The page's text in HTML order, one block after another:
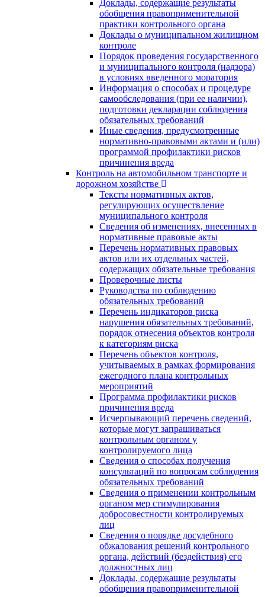
Доклады, содержащие результаты
обобщения правоприменительной
практики контрольного органа
Доклады о муниципальном жилищном
контроле
Порядок проведения государственного
и муниципального контроля (надзора)
в условиях введенного моратория
Информация о способах и процедуре
самообследования (при ее наличии),
подготовки декларации соблюдения
обязательных требований
Иные сведения, предусмотренные
нормативно-правовыми актами и (или)
программой профилактики рисков
причинения вреда
Контроль на автомобильном транспорте и
дорожном хозяйстве
Тексты нормативных актов,
регулирующих осуществление
муниципального контроля
Сведения об изменениях, внесенных в
нормативные правовые акты
Перечень нормативных правовых
актов или их отдельных частей,
содержащих обязательные требования
Проверочные листы
Руководства по соблюдению
обязательных требований
Перечень индикаторов риска
нарушения обязательных требований,
порядок отнесения объектов контроля
к категориям риска
Перечень объектов контроля,
учитываемых в рамках формирования
ежегодного плана контрольных
мероприятий
Программа профилактики рисков
причинения вреда
Исчерпывающий перечень сведений,
которые могут запрашиваться
контрольным органом у
контролируемого лица
Сведения о способах получения
консультаций по вопросам соблюдения
обязательных требований
Сведения о применении контрольным
органом мер стимулирования
добросовестности контролируемых
лиц
Сведения о порядке досудебного
обжалования решений контрольного
органа, действий (бездействия) его
должностных лиц
Доклады, содержащие результаты
обобщения правоприменительной